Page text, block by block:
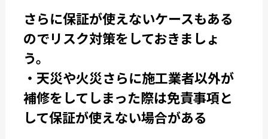
さらに保証が使えないケースもある
のでリスク対策をしておきましょ
う。
・天災や火災さらに施工業者以外が
補修をしてしまった際は免責事項と
して保証が使えない場合がある